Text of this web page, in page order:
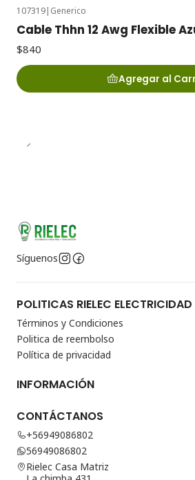
107319| Generico
Cable Thhn 12 Awg Flexible
$840
Agregar al
Síguenos
POLITICAS RIELEC ELECTRICIDAD
Términos y Condiciones
Politica de reembolso
Política de privacidad
INFORMACIÓN
CONTÁCTANOS
+56949086802
56949086802
Rielec Casa Matriz